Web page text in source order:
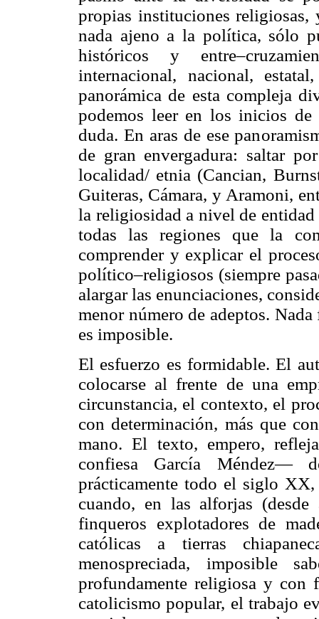
propias instituciones
nada ajeno a la política, sólo
históricos y
internacional, nacional,
panorámica de esta compleja
podemos leer en los inicios
duda. En aras de ese
de gran envergadura: saltar
localidad/ etnia (Cancian,
Guiteras, Cámara, y Aramoni,
la religiosidad a nivel de
todas las regiones que la
comprender y explicar el
político–religiosos (siempre
alargar las enunciaciones,
menor número de adeptos.
es imposible.
El esfuerzo es formidable. El
colocarse al frente de una
circunstancia, el contexto, el
con determinación, más que
mano. El texto, empero,
confiesa García Méndez—
prácticamente todo el siglo
cuando, en las alforjas
finqueros explotadores de
católicas a tierras
menospreciada, imposible
profundamente religiosa y con
catolicismo popular, el trabajo